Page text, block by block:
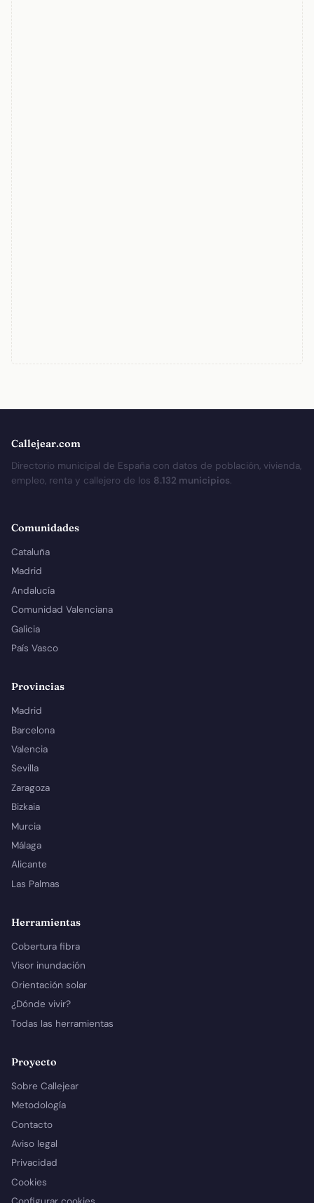
Callejear.com
Directorio municipal de España con datos de población, vivienda,
empleo, renta y callejero de los 8.132 municipios.
Comunidades
Cataluña
Madrid
Andalucía
Comunidad Valenciana
Galicia
País Vasco
Provincias
Madrid
Barcelona
Valencia
Sevilla
Zaragoza
Bizkaia
Murcia
Málaga
Alicante
Las Palmas
Herramientas
Cobertura fibra
Visor inundación
Orientación solar
¿Dónde vivir?
Todas las herramientas
Proyecto
Sobre Callejear
Metodología
Contacto
Aviso legal
Privacidad
Cookies